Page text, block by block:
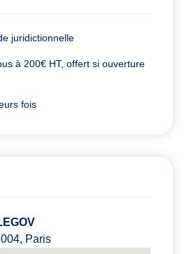
juridictionnelle
à 200€ HT, offert si ouverture
fois
Paris